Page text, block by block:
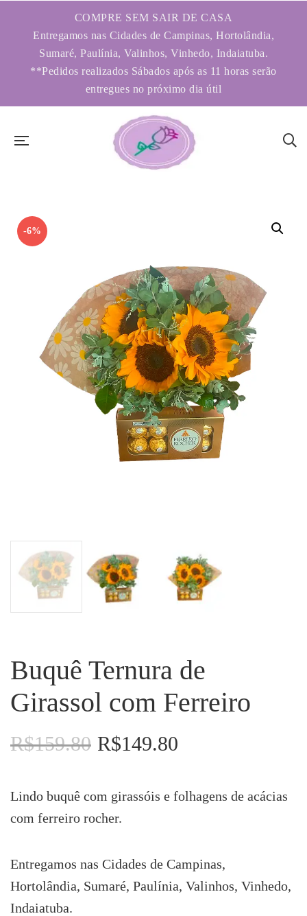
COMPRE SEM SAIR DE CASA
Entregamos nas Cidades de Campinas, Hortolândia,
Sumaré, Paulínia, Valinhos, Vinhedo, Indaiatuba.
**Pedidos realizados Sábados após as 11 horas serão
entregues no próximo dia útil
-6%
Buquê Ternura de
Girassol com Ferreiro
R$159.80 O
era:
R$159.80.
R$149.80
é:
Lindo buquê com girassóis e folhagens de acácias
com ferreiro rocher.
Entregamos nas Cidades de Campinas,
Hortolândia, Sumaré, Paulínia, Valinhos, Vinhedo,
Indaiatuba.